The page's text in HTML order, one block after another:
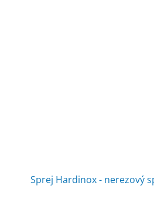
Sprej Hardinox - nerezový